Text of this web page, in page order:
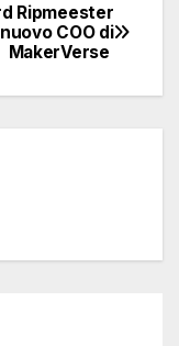
Ripmeester
nuovo COO di
MakerVerse